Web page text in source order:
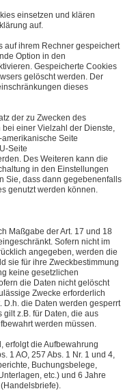
einsetzen und klären
auf.
auf ihrem Rechner gespeichert
Option in den
Gespeicherte Cookies
gelöscht werden. Der
dieses
der zu Zwecken des
einer Vielzahl der Dienste,
Seite
Seite
Des Weiteren kann die
in den Einstellungen
Sie, dass dann gegebenenfalls
genutzt werden können.
Maßgabe der Art. 17 und 18
Sofern nicht im
angegeben, werden die
sie für ihre Zweckbestimmung
keine gesetzlichen
die Daten nicht gelöscht
Zwecke erforderlich
die Daten werden gesperrt
z.B. für Daten, die aus
werden müssen.
erfolgt die Aufbewahrung
1 AO, 257 Abs. 1 Nr. 1 und 4,
Buchungsbelege,
etc.) und 6 Jahre